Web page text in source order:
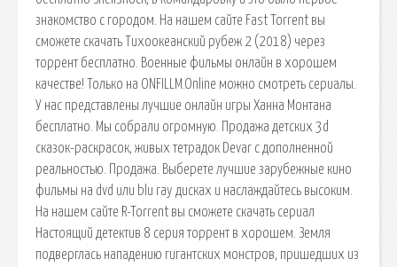
знакомство с городом. На нашем сайте Fast Torrent вы
сможете скачать Тихоокеанский рубеж 2 (2018) через
торрент бесплатно. Военные фильмы онлайн в хорошем
качестве! Только на ONFILLM.Online можно смотреть сериалы.
У нас представлены лучшие онлайн игры Ханна Монтана
бесплатно. Мы собрали огромную. Продажа детских 3d
сказок-раскрасок, живых тетрадок Devar с дополненной
реальностью. Продажа. Выберете лучшие зарубежные кино
фильмы на dvd или blu ray дисках и наслаждайтесь высоким.
На нашем сайте R-Torrent вы сможете скачать сериал
Настоящий детектив 8 серия торрент в хорошем. Земля
подверглась нападению гигантских монстров, пришедших из